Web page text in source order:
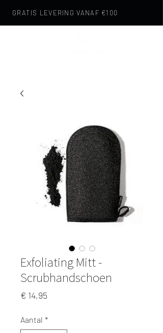
GRATIS LEVERING VANAF €100
Exfoliating Mitt -
Scrubhandschoen
€ 14,95
Aantal *